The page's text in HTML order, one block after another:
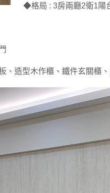
◆格局 : 3房兩廳2衛1陽
造型木作櫃、鐵件玄關櫃